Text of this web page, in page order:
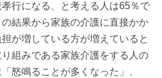
行になる、と考える人は65％で
結果から家族の介護に直接かか
が増している方が増えていると
組みである家族介護をする人の
怒鳴ることが多くなった」、